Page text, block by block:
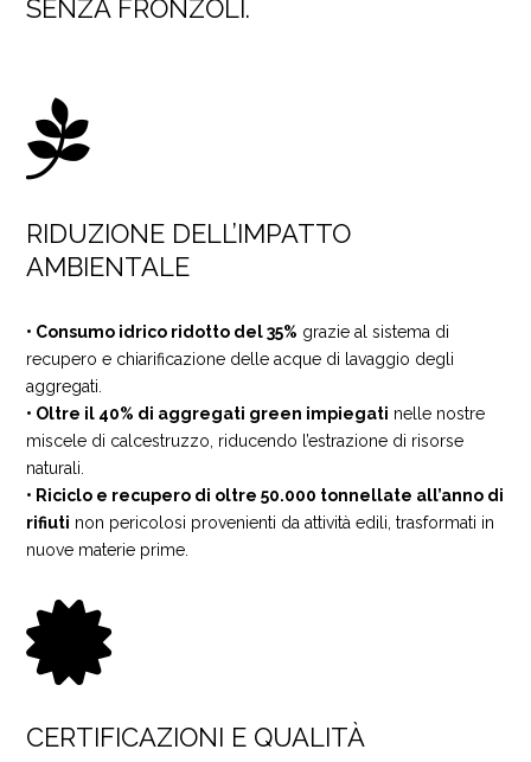
SENZA FRONZOLI.

RIDUZIONE DELL’IMPATTO
AMBIENTALE
• Consumo idrico ridotto del 35% grazie al sistema di
recupero e chiarificazione delle acque di lavaggio degli
aggregati.
• Oltre il 40% di aggregati green impiegati nelle nostre
miscele di calcestruzzo, riducendo l’estrazione di risorse
naturali.
• Riciclo e recupero di oltre 50.000 tonnellate all’anno di
rifiuti non pericolosi provenienti da attività edili, trasformati in
nuove materie prime.

CERTIFICAZIONI E QUALITÀ